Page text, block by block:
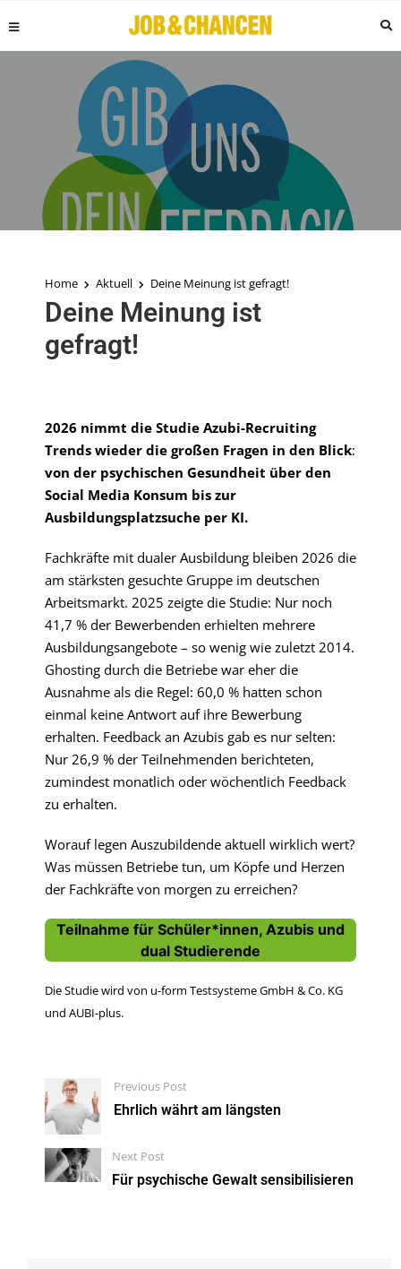
Home Aktuell Deine Meinung ist gefragt!
Deine Meinung ist
gefragt!
2026 nimmt die Studie Azubi-Recruiting
Trends wieder die großen Fragen in den Blick:
von der psychischen Gesundheit über den
Social Media Konsum bis zur
Ausbildungsplatzsuche per KI.
Fachkräfte mit dualer Ausbildung bleiben 2026 die
am stärksten gesuchte Gruppe im deutschen
Arbeitsmarkt. 2025 zeigte die Studie: Nur noch
41,7 % der Bewerbenden erhielten mehrere
Ausbildungsangebote – so wenig wie zuletzt 2014.
Ghosting durch die Betriebe war eher die
Ausnahme als die Regel: 60,0 % hatten schon
einmal keine Antwort auf ihre Bewerbung
erhalten. Feedback an Azubis gab es nur selten:
Nur 26,9 % der Teilnehmenden berichteten,
zumindest monatlich oder wöchentlich Feedback
zu erhalten.
Worauf legen Auszubildende aktuell wirklich wert?
Was müssen Betriebe tun, um Köpfe und Herzen
der Fachkräfte von morgen zu erreichen?
Teilnahme für Schüler*innen, Azubis und
dual Studierende
Die Studie wird von u-form Testsysteme GmbH & Co. KG
und AUBI-plus.
Previous Post
Ehrlich währt am längsten
Next Post
Für psychische Gewalt sensibilisieren